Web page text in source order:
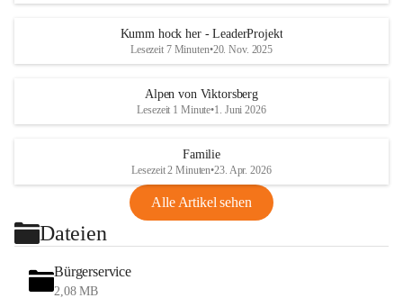
Kumm hock her - LeaderProjekt
Lesezeit 7 Minuten•20. Nov. 2025
Alpen von Viktorsberg
Lesezeit 1 Minute•1. Juni 2026
Familie
Lesezeit 2 Minuten•23. Apr. 2026
Alle Artikel sehen
Dateien
Bürgerservice
2,08 MB